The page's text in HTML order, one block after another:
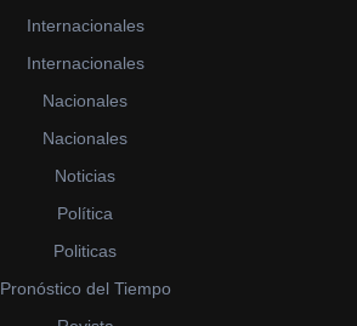
Internacionales
Internacionales
Nacionales
Nacionales
Noticias
Política
Politicas
Pronóstico del Tiempo